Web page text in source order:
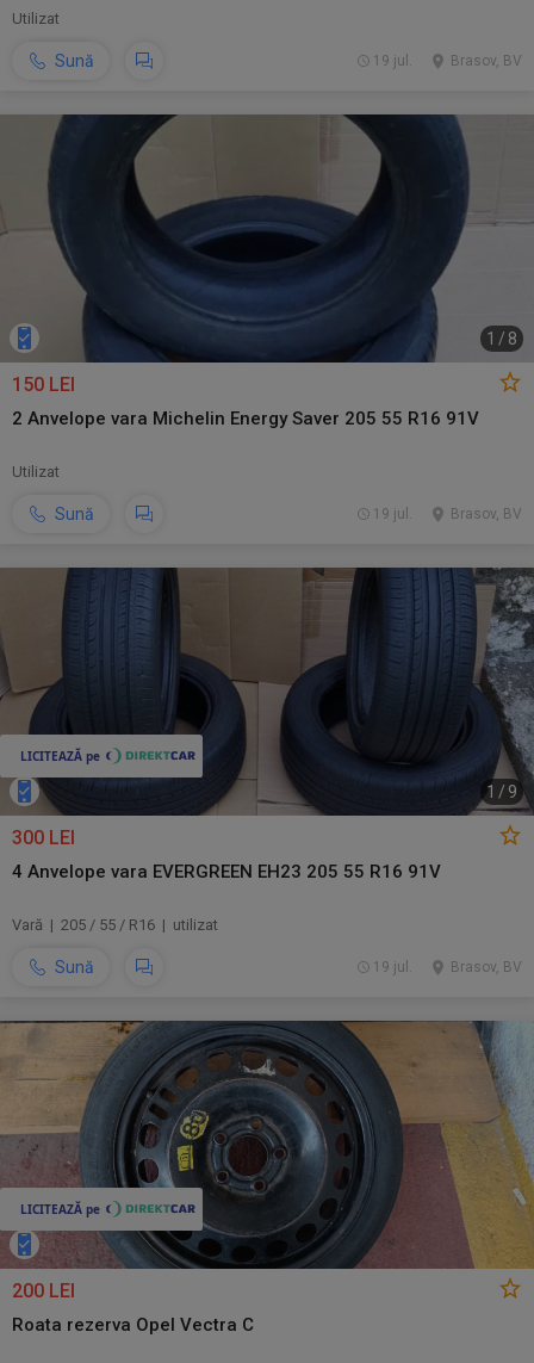
Utilizat
Sună Brasov, BV
19 jul.
1 / 8
150 LEI
2 Anvelope vara Michelin Energy Saver 205 55 R16 91V
Utilizat
Sună Brasov, BV
19 jul.
1 / 9
300 LEI
4 Anvelope vara EVERGREEN EH23 205 55 R16 91V
Vară | 205 / 55 / R16 | utilizat
Sună Brasov, BV
19 jul.
200 LEI
Roata rezerva Opel Vectra C